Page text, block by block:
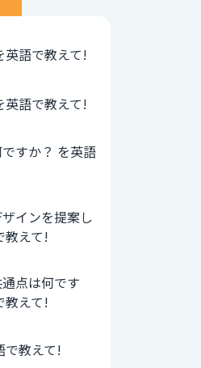
英語で教えて!
英語で教えて!
すか？ を英語
インを提案し
教えて!
点は何です
教えて!
で教えて!